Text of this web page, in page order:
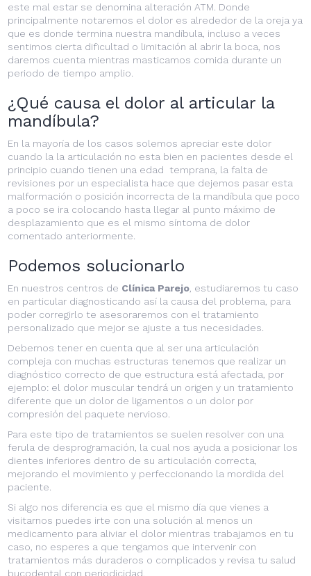
este mal estar se denomina alteración ATM. Donde
principalmente notaremos el dolor es alrededor de la oreja ya
que es donde termina nuestra mandíbula, incluso a veces
sentimos cierta dificultad o limitación al abrir la boca, nos
daremos cuenta mientras masticamos comida durante un
periodo de tiempo amplio.
¿Qué causa el dolor al articular la
mandíbula?
En la mayoría de los casos solemos apreciar este dolor
cuando la la articulación no esta bien en pacientes desde el
principio cuando tienen una edad temprana, la falta de
revisiones por un especialista hace que dejemos pasar esta
malformación o posición incorrecta de la mandíbula que poco
a poco se ira colocando hasta llegar al punto máximo de
desplazamiento que es el mismo síntoma de dolor
comentado anteriormente.
Podemos solucionarlo
En nuestros centros de Clínica Parejo , estudiaremos tu caso
en particular diagnosticando así la causa del problema, para
poder corregirlo te asesoraremos con el tratamiento
personalizado que mejor se ajuste a tus necesidades.
Debemos tener en cuenta que al ser una articulación
compleja con muchas estructuras tenemos que realizar un
diagnóstico correcto de que estructura está afectada, por
ejemplo: el dolor muscular tendrá un origen y un tratamiento
diferente que un dolor de ligamentos o un dolor por
compresión del paquete nervioso.
Para este tipo de tratamientos se suelen resolver con una
ferula de desprogramación, la cual nos ayuda a posicionar los
dientes inferiores dentro de su articulación correcta,
mejorando el movimiento y perfeccionando la mordida del
paciente.
Si algo nos diferencia es que el mismo día que vienes a
visitarnos puedes irte con una solución al menos un
medicamento para aliviar el dolor mientras trabajamos en tu
caso, no esperes a que tengamos que intervenir con
tratamientos más duraderos o complicados y revisa tu salud
bucodental con periodicidad.